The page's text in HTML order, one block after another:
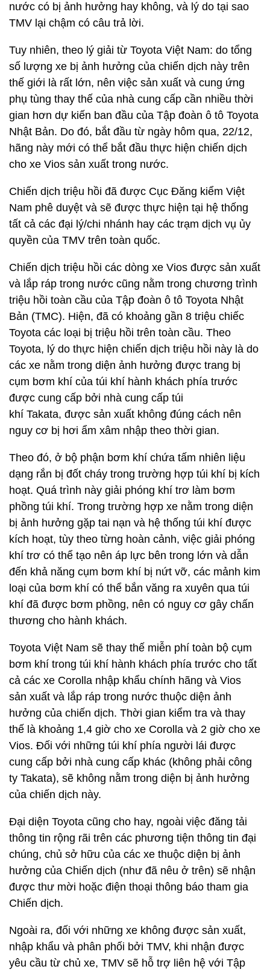
nước có bị ảnh hưởng hay không, và lý do tại sao
TMV lại chậm có câu trả lời.
Tuy nhiên, theo lý giải từ Toyota Việt Nam: do tổng
số lượng xe bị ảnh hưởng của chiến dịch này trên
thế giới là rất lớn, nên việc sản xuất và cung ứng
phụ tùng thay thế của nhà cung cấp cần nhiều thời
gian hơn dự kiến ban đầu của Tập đoàn ô tô Toyota
Nhật Bản. Do đó, bắt đầu từ ngày hôm qua, 22/12,
hãng này mới có thể bắt đầu thực hiện chiến dịch
cho xe Vios sản xuất trong nước.
Chiến dịch triệu hồi đã được Cục Đăng kiểm Việt
Nam phê duyệt và sẽ được thực hiện tại hệ thống
tất cả các đại lý/chi nhánh hay các trạm dịch vụ ủy
quyền của TMV trên toàn quốc.
Chiến dịch triệu hồi các dòng xe Vios được sản xuất
và lắp ráp trong nước cũng nằm trong chương trình
triệu hồi toàn cầu của Tập đoàn ô tô Toyota Nhật
Bản (TMC). Hiện, đã có khoảng gần 8 triệu chiếc
Toyota các loại bị triệu hồi trên toàn cầu. Theo
Toyota, lý do thực hiện chiến dịch triệu hồi này là do
các xe nằm trong diện ảnh hưởng được trang bị
cụm bơm khí của túi khí hành khách phía trước
được cung cấp bởi nhà cung cấp túi
khí Takata, được sản xuất không đúng cách nên
nguy cơ bị hơi ẩm xâm nhập theo thời gian.
Theo đó, ở bộ phận bơm khí chứa tấm nhiên liệu
dạng rắn bị đốt cháy trong trường hợp túi khí bị kích
hoạt. Quá trình này giải phóng khí trơ làm bơm
phồng túi khí. Trong trường hợp xe nằm trong diện
bị ảnh hưởng gặp tai nạn và hệ thống túi khí được
kích hoạt, tùy theo từng hoàn cảnh, việc giải phóng
khí trơ có thể tạo nên áp lực bên trong lớn và dẫn
đến khả năng cụm bơm khí bị nứt vỡ, các mảnh kim
loại của bơm khí có thể bắn văng ra xuyên qua túi
khí đã được bơm phồng, nên có nguy cơ gây chấn
thương cho hành khách.
Toyota Việt Nam sẽ thay thế miễn phí toàn bộ cụm
bơm khí trong túi khí hành khách phía trước cho tất
cả các xe Corolla nhập khẩu chính hãng và Vios
sản xuất và lắp ráp trong nước thuộc diện ảnh
hưởng của chiến dịch. Thời gian kiểm tra và thay
thế là khoảng 1,4 giờ cho xe Corolla và 2 giờ cho xe
Vios. Đối với những túi khí phía người lái được
cung cấp bởi nhà cung cấp khác (không phải công
ty Takata), sẽ không nằm trong diện bị ảnh hưởng
của chiến dịch này.
Đại diện Toyota cũng cho hay, ngoài việc đăng tải
thông tin rộng rãi trên các phương tiện thông tin đại
chúng, chủ sở hữu của các xe thuộc diện bị ảnh
hưởng của Chiến dịch (như đã nêu ở trên) sẽ nhận
được thư mời hoặc điện thoại thông báo tham gia
Chiến dịch.
Ngoài ra, đối với những xe không được sản xuất,
nhập khẩu và phân phối bởi TMV, khi nhận được
yêu cầu từ chủ xe, TMV sẽ hỗ trợ liên hệ với Tập